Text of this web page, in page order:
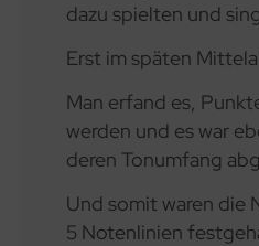
dazu spielten und
Erst im späten
Man erfand es,
werden und es war
deren Tonumfang
Und somit waren die
5 Notenlinien